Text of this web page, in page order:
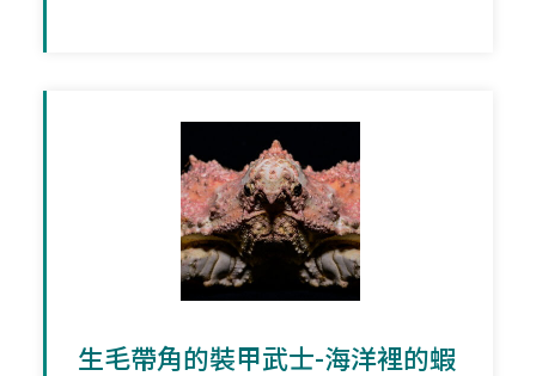
生毛帶角的裝甲武士-海洋裡的蝦